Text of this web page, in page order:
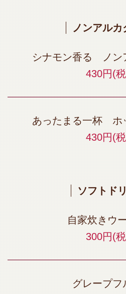
ノンアルカ
シナモン香る ノン
430円(
あったまる一杯 ホ
430円(
ソフトド
自家炊きウ
300円(
グレープフ